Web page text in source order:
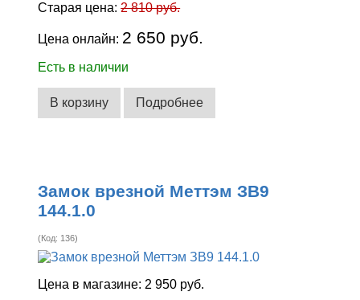
Старая цена:2 810 руб.
Цена онлайн: 2 650 руб.
Есть в наличии
В корзину Подробнее
Замок врезной Меттэм ЗВ9
144.1.0
(Код: 136)
Цена в магазине: 2 950 руб.